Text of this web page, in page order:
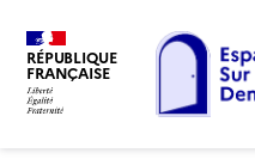
RÉPUBLIQUE
FRANÇAISE